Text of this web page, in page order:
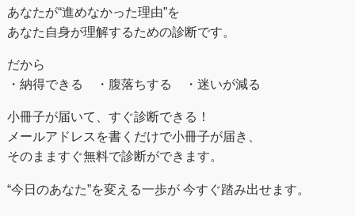
あなたが“進めなかった理由”を
あなた自身が理解するための診断です。
だから
・納得できる ・腹落ちする ・迷いが減る
小冊子が届いて、すぐ診断できる！
メールアドレスを書くだけで小冊子が届き、
そのまますぐ無料で診断ができます。
“今日のあなた”を変える一歩が 今すぐ踏み出せます。